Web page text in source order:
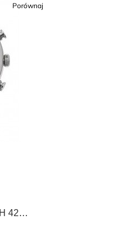
Porównaj
ORIENT CHRONOGRAPH 42 Mm RA-KV0401L10B